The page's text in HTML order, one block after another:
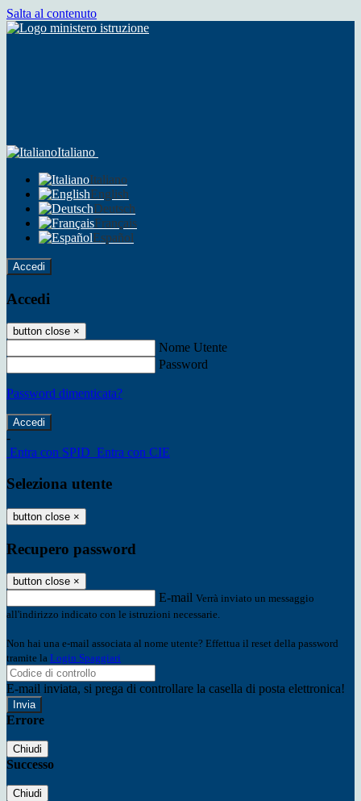
Salta al contenuto
Italiano
Italiano
English
Deutsch
Français
Español
Accedi
Accedi
button close ×
Nome Utente
Password
Password dimenticata?
-
Entra con SPID Entra con CIE
Seleziona utente
button close ×
Recupero password
button close ×
E-mail Verrà inviato un messaggio
all'indirizzo indicato con le istruzioni necessarie.
Non hai una e-mail associata al nome utente? Effettua il reset della password
tramite la Login Spaggiari
E-mail inviata, si prega di controllare la casella di posta elettronica!
Errore
Chiudi
Successo
Chiudi